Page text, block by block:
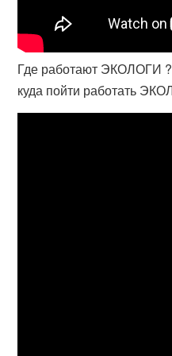
Где работают ЭКОЛОГИ
куда пойти работать